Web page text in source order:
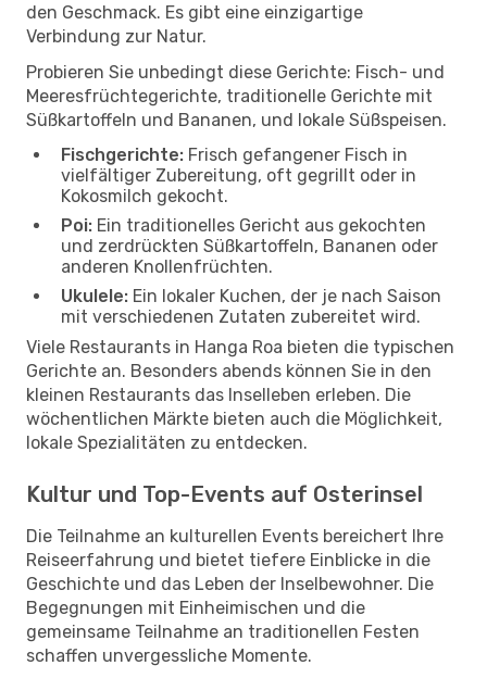
den Geschmack. Es gibt eine einzigartige
Verbindung zur Natur.
Probieren Sie unbedingt diese Gerichte: Fisch- und
Meeresfrüchtegerichte, traditionelle Gerichte mit
Süßkartoffeln und Bananen, und lokale Süßspeisen.
Fischgerichte: Frisch gefangener Fisch in
vielfältiger Zubereitung, oft gegrillt oder in
Kokosmilch gekocht.
Poi: Ein traditionelles Gericht aus gekochten
und zerdrückten Süßkartoffeln, Bananen oder
anderen Knollenfrüchten.
Ukulele: Ein lokaler Kuchen, der je nach Saison
mit verschiedenen Zutaten zubereitet wird.
Viele Restaurants in Hanga Roa bieten die typischen
Gerichte an. Besonders abends können Sie in den
kleinen Restaurants das Inselleben erleben. Die
wöchentlichen Märkte bieten auch die Möglichkeit,
lokale Spezialitäten zu entdecken.
Kultur und Top-Events auf Osterinsel
Die Teilnahme an kulturellen Events bereichert Ihre
Reiseerfahrung und bietet tiefere Einblicke in die
Geschichte und das Leben der Inselbewohner. Die
Begegnungen mit Einheimischen und die
gemeinsame Teilnahme an traditionellen Festen
schaffen unvergessliche Momente.